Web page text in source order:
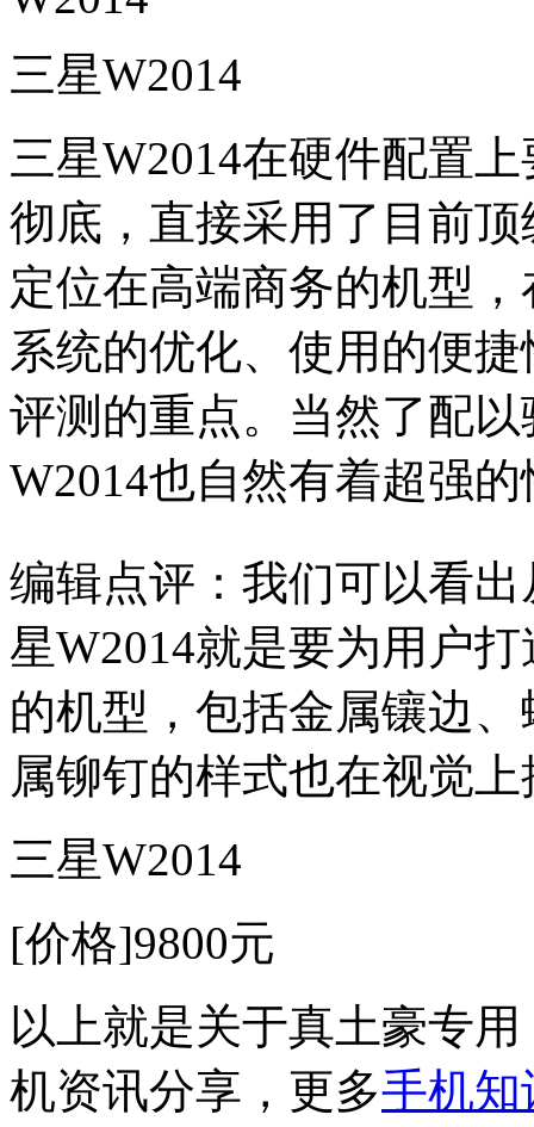
三星W2014
三星W2014在硬件配置
彻底，直接采用了目前
定位在高端商务的机型
系统的优化、使用的便
评测的重点。当然了配
W2014也自然有着超强
编辑点评：我们可以看
星W2014就是要为用户
的机型，包括金属镶边
属铆钉的样式也在视觉
三星W2014
[价格]9800元
以上就是关于真土豪专
机资讯分享，更多手机知